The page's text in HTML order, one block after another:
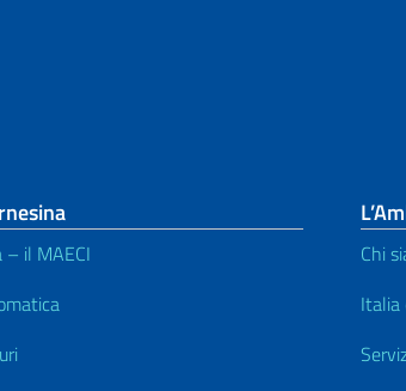
– il MAECI
Chi
Italia